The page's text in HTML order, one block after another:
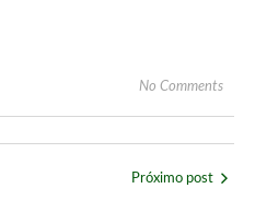
No Comments
Próximo post